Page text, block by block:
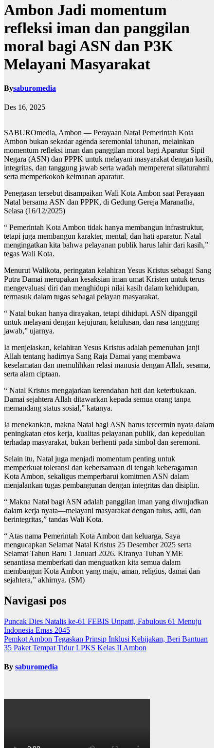
Ambon Jadi momentum
refleksi iman dan panggilan
moral bagi ASN dan P3K
Melayani Masyarakat
Bysaburomedia
Des 16, 2025
SABUROmedia, Ambon — Perayaan Natal Pemerintah Kota
Ambon bukan sekadar agenda seremonial tahunan, melainkan
momentum refleksi iman dan panggilan moral bagi Aparatur Sipil
Negara (ASN) dan PPPK untuk melayani masyarakat dengan kasih,
integritas, dan tanggung jawab serta wadah mempererat silaturahmi
serta memperkokoh keimanan aparatur.
Penegasan tersebut disampaikan Wali Kota Ambon saat Perayaan
Natal bersama ASN dan PPPK, di Gedung Gereja Maranatha,
Selasa (16/12/2025)
“ Pemerintah Kota Ambon tidak hanya membangun infrastruktur,
tetapi juga membangun karakter, mental, dan hati aparatur. Natal
mengingatkan kita bahwa pelayanan publik harus lahir dari kasih,”
tegas Wali Kota.
Menurut Walikota, peringatan kelahiran Yesus Kristus sebagai Sang
Putra Damai merupakan kesaksian iman umat Kristen untuk terus
mengevaluasi diri dan menghidupi nilai kasih dalam kehidupan,
termasuk dalam tugas sebagai pelayan masyarakat.
“ Natal bukan hanya dirayakan, tetapi dihidupi. ASN dipanggil
untuk melayani dengan kejujuran, ketulusan, dan rasa tanggung
jawab,” ujarnya.
Ia menjelaskan, kelahiran Yesus Kristus adalah pemenuhan janji
Allah tentang hadirnya Sang Raja Damai yang membawa
keselamatan dan memulihkan relasi manusia dengan Allah, sesama,
serta alam ciptaan.
“ Natal Kristus mengajarkan kerendahan hati dan keterbukaan.
Damai sejahtera Allah ditawarkan kepada semua orang tanpa
memandang status sosial,” katanya.
Ia menekankan, makna Natal bagi ASN harus tercermin nyata dalam
peningkatan etos kerja, kualitas pelayanan publik, dan kepedulian
terhadap masyarakat, bukan berhenti pada simbol dan seremoni.
Selain itu, Natal juga menjadi momentum penting untuk
memperkuat toleransi dan kebersamaan di tengah keberagaman
Kota Ambon, sekaligus memperbarui komitmen ASN dalam
menjalankan tugas pembangunan dengan integritas dan disiplin.
“ Makna Natal bagi ASN adalah panggilan iman yang diwujudkan
dalam kerja nyata—melayani masyarakat dengan tulus, adil, dan
berintegritas,” tandas Wali Kota.
“ Atas nama Pemerintah Kota Ambon dan keluarga, Saya
mengucapkan Selamat Natal Kristus 25 Desember 2025 serta
Selamat Tahun Baru 1 Januari 2026. Kiranya Tuhan YME
senantiasa memberkati dan menguatkan kita semua dalam
membangun Kota Ambon yang maju, aman, religius, damai dan
sejahtera,” akhirnya. (SM)
Navigasi pos
Puncak Dies Natalis ke-61 FEBIS Unpatti, Fabulous 61 Menuju
Indonesia Emas 2045
Pemkot Ambon Tegaskan Prinsip Inklusi Kebijakan, Beri Bantuan
35 Paket Tempat Tidur LPKS Kelas II Ambon
By saburomedia